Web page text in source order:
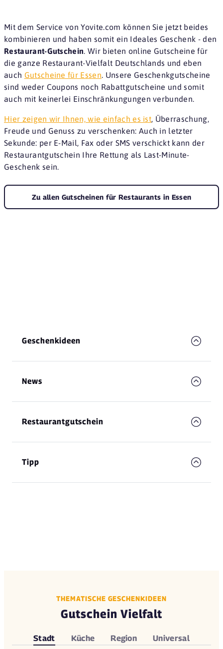
Mit dem Service von Yovite.com können Sie jetzt beides
kombinieren und haben somit ein Ideales Geschenk - den
Restaurant-Gutschein. Wir bieten online Gutscheine für
die ganze Restaurant-Vielfalt Deutschlands und eben
auch Gutscheine für Essen. Unsere Geschenkgutscheine
sind weder Coupons noch Rabattgutscheine und somit
auch mit keinerlei Einschränkungungen verbunden.
Hier zeigen wir Ihnen, wie einfach es ist, Überraschung,
Freude und Genuss zu verschenken: Auch in letzter
Sekunde: per E-Mail, Fax oder SMS verschickt kann der
Restaurantgutschein Ihre Rettung als Last-Minute-
Geschenk sein.
Zu allen Gutscheinen für Restaurants in Essen
Geschenkideen
News
Restaurantgutschein
Tipp
THEMATISCHE GESCHENKIDEEN
Gutschein Vielfalt
Stadt Küche Region Universal